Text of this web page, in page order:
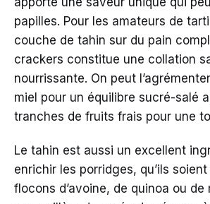
papilles. Pour les amateurs de
couche de tahin sur du pain
crackers constitue une collation
nourrissante. On peut
miel pour un équilibre sucré-salé
tranches de fruits frais pour une
Le tahin est aussi un excellent
enrichir les porridges, qu’ils
flocons d’avoine, de quinoa ou de